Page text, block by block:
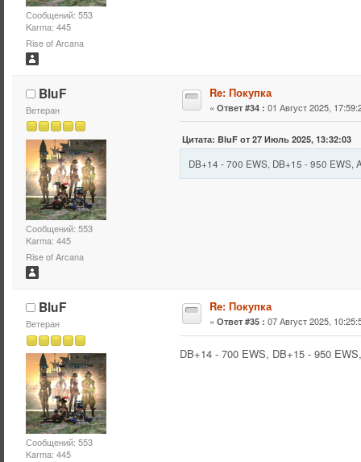
Сообщений: 553
Karma: 445
Rise of Arcana
BluF
Ветеран
Сообщений: 553
Karma: 445
Rise of Arcana
Re: Покупка
« Ответ #34 : 01 Август 2025,
Цитата: BluF от 27 Июль 2025, 13:32:03
DB+14 - 700 EWS, DB+15 - 950
BluF
Ветеран
Сообщений: 553
Karma: 445
Re: Покупка
« Ответ #35 : 07 Август 2025,
DB+14 - 700 EWS, DB+15 - 950